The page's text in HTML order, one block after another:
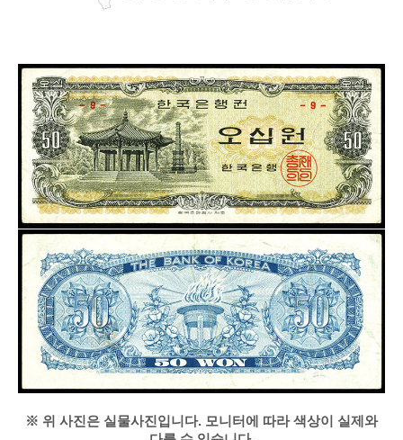
※ 위 사진은 실물사진입니다. 모니터에 따라 색상이 실제와